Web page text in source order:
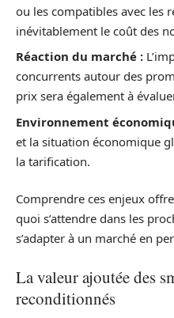
ou les compatibles avec les
inévitablement le coût des
Réaction du marché :
concurrents autour des
prix sera également à
Environnement
et la situation économique
la tarification.
Comprendre ces enjeux
quoi s’attendre dans les
s’adapter à un marché en
La valeur ajoutée des
reconditionnés